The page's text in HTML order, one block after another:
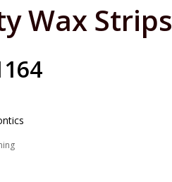
Wax Strips